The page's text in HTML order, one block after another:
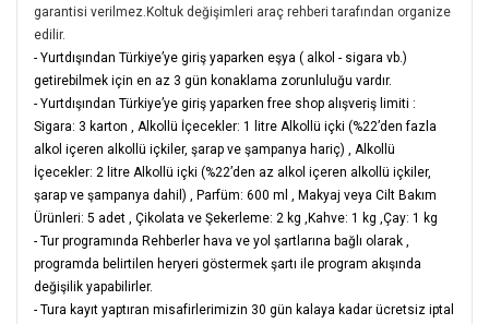
garantisi verilmez.Koltuk değişimleri araç rehberi tarafından organize
edilir.
- Yurtdışından Türkiye’ye giriş yaparken eşya ( alkol - sigara vb.)
getirebilmek için en az 3 gün konaklama zorunluluğu vardır.
- Yurtdışından Türkiye’ye giriş yaparken free shop alışveriş limiti :
Sigara: 3 karton , Alkollü İçecekler: 1 litre Alkollü içki (%22’den fazla
alkol içeren alkollü içkiler, şarap ve şampanya hariç) , Alkollü
İçecekler: 2 litre Alkollü içki (%22’den az alkol içeren alkollü içkiler,
şarap ve şampanya dahil) , Parfüm: 600 ml , Makyaj veya Cilt Bakım
Ürünleri: 5 adet , Çikolata ve Şekerleme: 2 kg , Kahve: 1 kg ,Çay: 1 kg
- Tur programında Rehberler hava ve yol şartlarına bağlı olarak ,
programda belirtilen heryeri göstermek şartı ile program akışında
değişilik yapabilirler.
- Tura kayıt yaptıran misafirlerimizin 30 gün kalaya kadar ücretsiz iptal